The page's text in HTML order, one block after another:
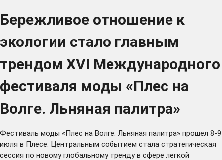
Бережливое отношение к
экологии стало главным
трендом XVI Международного
фестиваля моды «Плес на
Волге. Льняная палитра»
Фестиваль моды «Плес на Волге. Льняная палитра» прошел 8-9
июля в Плесе. Центральным событием стала стратегическая
сессия по новому глобальному тренду в сфере легкой